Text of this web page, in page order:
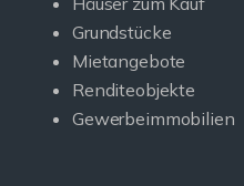
Grundstücke
Mietangebote
Renditeobjekte
Gewerbeimmobilien